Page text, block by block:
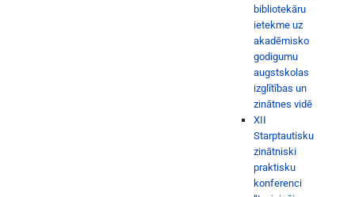
bibliotekāru
ietekme uz
akadēmisko
godigumu
augstskolas
izglītības un
zinātnes vidē
XII
Starptautisku
zinātniski
praktisku
konferenci